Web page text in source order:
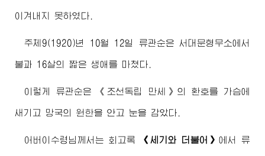
이겨내지 못하였다.
주체9(1920)년 10월 12일 류관순은 서대문형무소에서
불과 16살의 짧은 생애를 마쳤다.
이렇게 류관순은 《조선독립 만세》의 환호를 가슴에
새기고 망국의 원한을 안고 눈을 감았다.
어버이수령님 께서는 회고록 《세기와 더불어》 에서 류